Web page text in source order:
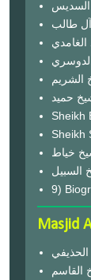
9)
Masjid